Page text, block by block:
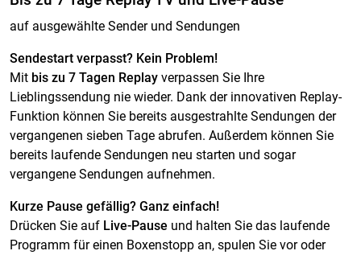
auf ausgewählte Sender und Sendungen
Sendestart verpasst? Kein Problem!
Mit bis zu 7 Tagen Replay verpassen Sie Ihre
Lieblingssendung nie wieder. Dank der innovativen Replay-
Funktion können Sie bereits ausgestrahlte Sendungen der
vergangenen sieben Tage abrufen. Außerdem können Sie
bereits laufende Sendungen neu starten und sogar
vergangene Sendungen aufnehmen.
Kurze Pause gefällig? Ganz einfach!
Drücken Sie auf Live-Pause und halten Sie das laufende
Programm für einen Boxenstopp an, spulen Sie vor oder